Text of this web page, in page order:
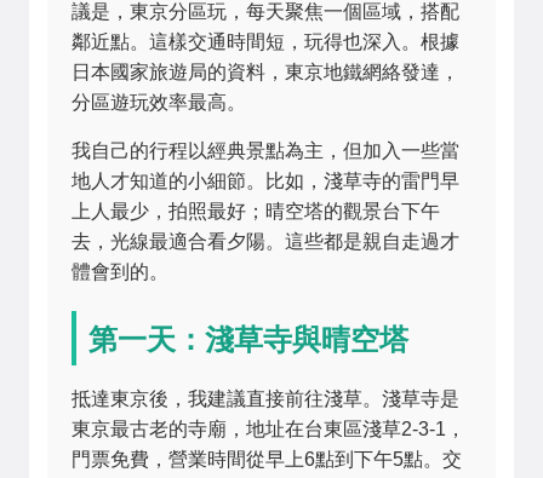
議是，東京分區玩，每天聚焦一個區域，搭配
鄰近點。這樣交通時間短，玩得也深入。根據
日本國家旅遊局的資料，東京地鐵網絡發達，
分區遊玩效率最高。
我自己的行程以經典景點為主，但加入一些當
地人才知道的小細節。比如，淺草寺的雷門早
上人最少，拍照最好；晴空塔的觀景台下午
去，光線最適合看夕陽。這些都是親自走過才
體會到的。
第一天：淺草寺與晴空塔
抵達東京後，我建議直接前往淺草。淺草寺是
東京最古老的寺廟，地址在台東區淺草2-3-1，
門票免費，營業時間從早上6點到下午5點。交